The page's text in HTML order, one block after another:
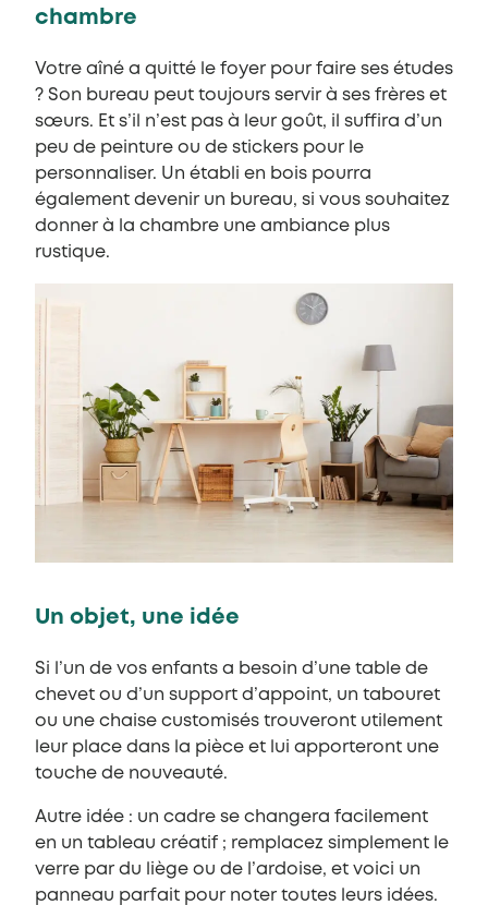
chambre
Votre aîné a quitté le foyer pour faire ses études
? Son bureau peut toujours servir à ses frères et
sœurs. Et s’il n’est pas à leur goût, il suffira d’un
peu de peinture ou de stickers pour le
personnaliser. Un établi en bois pourra
également devenir un bureau, si vous souhaitez
donner à la chambre une ambiance plus
rustique.
Un objet, une idée
Si l’un de vos enfants a besoin d’une table de
chevet ou d’un support d’appoint, un tabouret
ou une chaise customisés trouveront utilement
leur place dans la pièce et lui apporteront une
touche de nouveauté.
Autre idée : un cadre se changera facilement
en un tableau créatif ; remplacez simplement le
verre par du liège ou de l’ardoise, et voici un
panneau parfait pour noter toutes leurs idées.